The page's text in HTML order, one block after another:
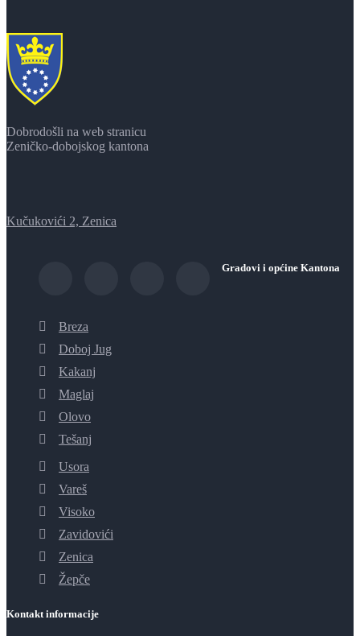
Dobrodošli na web stranicu
Zeničko-dobojskog kantona
Kučukovići 2, Zenica
Gradovi i općine Kantona
Breza
Doboj Jug
Kakanj
Maglaj
Olovo
Tešanj
Usora
Vareš
Visoko
Zavidovići
Zenica
Žepče
Kontakt informacije